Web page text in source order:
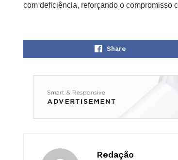
com deficiência, reforçando o compromisso
Share
Redação